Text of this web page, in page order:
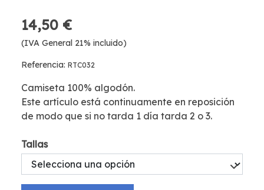
14,50 €
(IVA General 21% incluido)
Referencia: RTC032
Camiseta 100% algodón.
Este artículo está continuamente en reposición
de modo que si no tarda 1 día tarda 2 o 3.
Tallas